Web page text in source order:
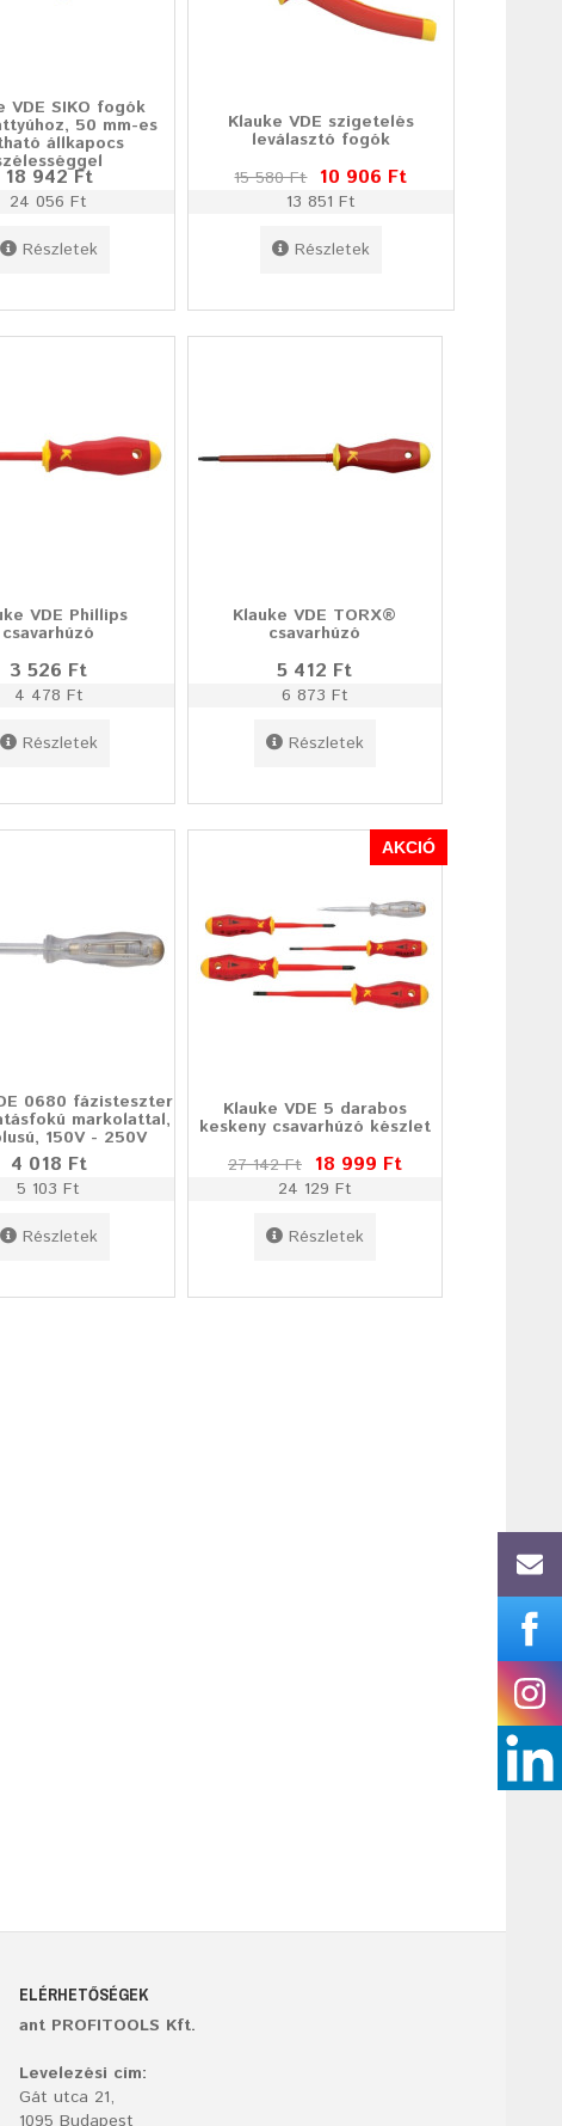
VDE SIKO fogók
50 mm-es
állkapocs
18 942 Ft
24 056 Ft
Részletek
Klauke VDE szigetelés
leválasztó fogók
15 580 Ft 10 906 Ft
13 851 Ft
Részletek
VDE Phillips
csavarhúzó
3 526 Ft
4 478 Ft
Részletek
Klauke VDE TORX®
csavarhúzó
5 412 Ft
6 873 Ft
Részletek
0680 fázisteszter
markolattal,
150V - 250V
4 018 Ft
5 103 Ft
Részletek
AKCIÓ
Klauke VDE 5 darabos
keskeny csavarhúzó készlet
27 142 Ft 18 999 Ft
24 129 Ft
Részletek
ELÉRHETŐSÉGEK
ant PROFITOOLS Kft.
Levelezési cím:
Gát utca 21,
1095 Budapest